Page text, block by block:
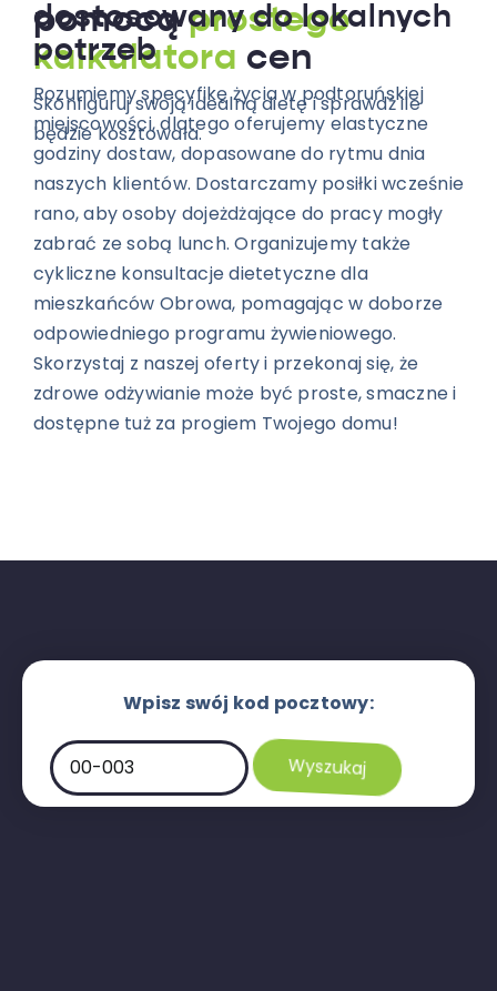
pomocąprostego
kalkulatora cen
Skonfiguruj swoją idealną dietę i sprawdź ile
będzie kosztowała.
dostosowany do lokalnych
potrzeb
Rozumiemy specyfikę życia w podtoruńskiej
miejscowości, dlatego oferujemy elastyczne
godziny dostaw, dopasowane do rytmu dnia
naszych klientów. Dostarczamy posiłki wcześnie
rano, aby osoby dojeżdżające do pracy mogły
zabrać ze sobą lunch. Organizujemy także
cykliczne konsultacje dietetyczne dla
mieszkańców Obrowa, pomagając w doborze
odpowiedniego programu żywieniowego.
Skorzystaj z naszej oferty i przekonaj się, że
zdrowe odżywianie może być proste, smaczne i
dostępne tuż za progiem Twojego domu!
Wpisz swój kod pocztowy: